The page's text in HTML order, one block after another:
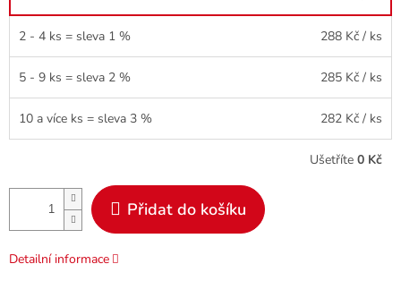
2 - 4 ks = sleva 1 % 288 Kč / ks
5 - 9 ks = sleva 2 % 285 Kč / ks
10 a více ks = sleva 3 % 282 Kč / ks
Ušetříte 0 Kč
Přidat do košíku
Detailní informace